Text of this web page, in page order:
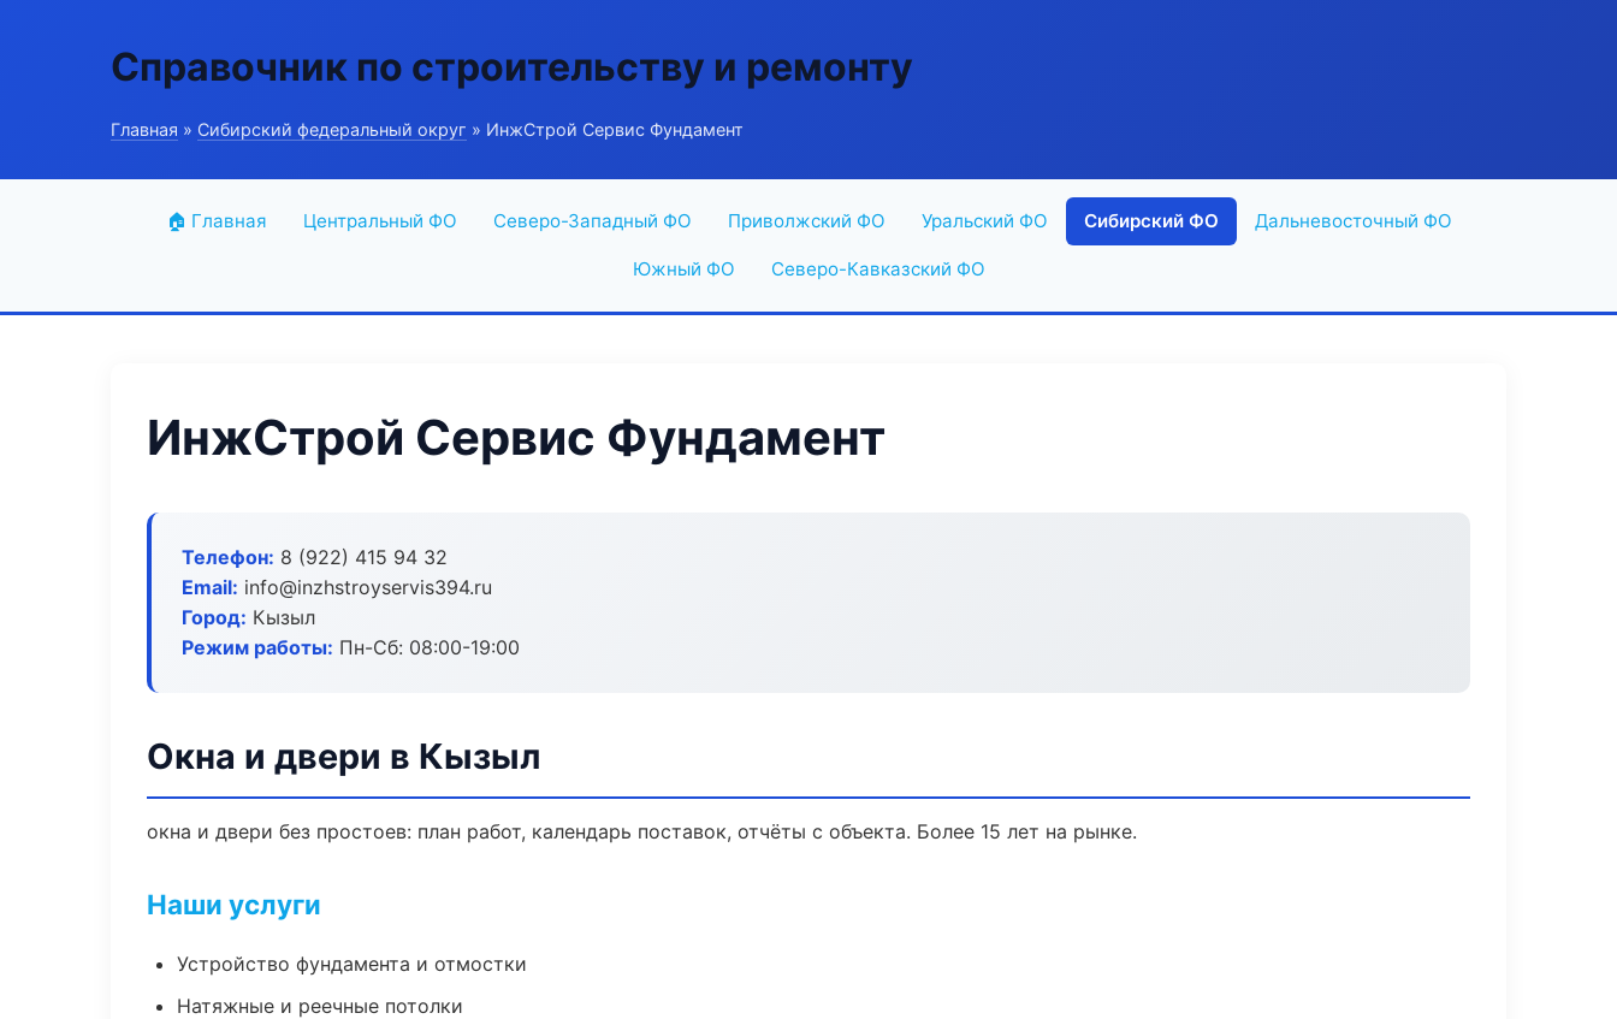
Справочник по строительству и ремонту
Главная » Сибирский федеральный округ » ИнжСтрой Сервис Фундамент
🏠 Главная Центральный ФО Северо-Западный ФО Приволжский ФО Уральский ФО Сибирский ФО Дальневосточный ФО
Южный ФО Северо-Кавказский ФО
ИнжСтрой Сервис Фундамент
Телефон: 8 (922) 415 94 32
Email: info@inzhstroyservis394.ru
Город: Кызыл
Режим работы: Пн-Сб: 08:00-19:00
Окна и двери в Кызыл
окна и двери без простоев: план работ, календарь поставок, отчёты с объекта. Более 15 лет на рынке.
Наши услуги
Устройство фундамента и отмостки
Натяжные и реечные потолки